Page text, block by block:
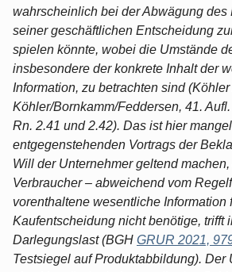
wahrscheinlich bei der Abwägung des
seiner geschäftlichen Entscheidung
spielen könnte, wobei die Umstände
insbesondere der konkrete Inhalt der
Information, zu betrachten sind (Köhler
Köhler/Bornkamm/Feddersen, 41.
Rn. 2.41 und 2.42). Das ist hier
entgegenstehenden Vortrags der
Will der Unternehmer geltend
Verbraucher – abweichend vom
vorenthaltene wesentliche Information
Kaufentscheidung nicht benötige, trifft
Darlegungslast (BGH GRUR 2021,
Testsiegel auf Produktabbildung). Der